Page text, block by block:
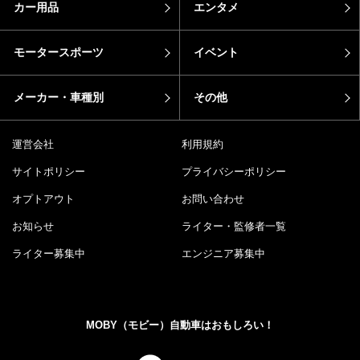
カー用品 エンタメ
モータースポーツ イベント
メーカー・車種別 その他
運営会社 利用規約
サイトポリシー プライバシーポリシー
オプトアウト お問い合わせ
お知らせ ライター・監修者一覧
ライター募集中 エンジニア募集中
MOBY（モビー）自動車はおもしろい！